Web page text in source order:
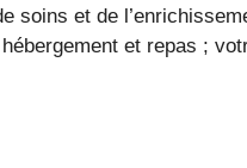
soins et de
et repas ;